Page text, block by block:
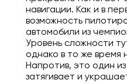
навигации. Как и в
возможность
автомобили из
Уровень сложности
однако в то же
Напротив, это один
затягивает и